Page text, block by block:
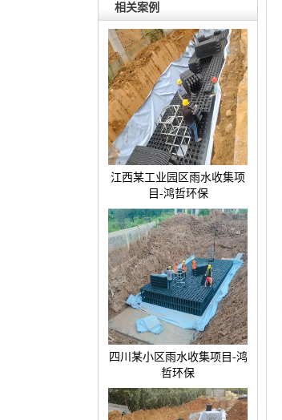
相关案例
江西某工业园区雨水收集项
目-鸿哲环保
四川某小区雨水收集项目-鸿
哲环保